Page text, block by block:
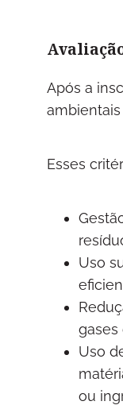
Após a
Esses
Uso
gases
Uso
ou